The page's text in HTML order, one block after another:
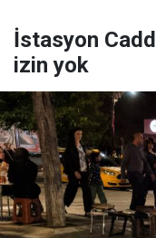
İstasyon
izin yok